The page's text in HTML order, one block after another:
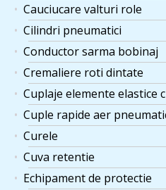
Cauciucare valturi role
Cilindri pneumatici
Conductor sarma bobinaj
Cremaliere roti dintate
Cuplaje elemente elastice
Cuple rapide aer
Curele
Cuva retentie
Echipament de protectie